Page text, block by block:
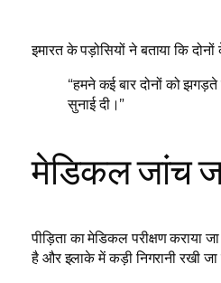
इमारत के पड़ोसियों ने बताया कि
“हमने कई बार दोनों को
सुनाई दी।”
मेडिकल जांच
पीड़िता का मेडिकल परीक्षण
है और इलाके में कड़ी निगरानी रखी जा